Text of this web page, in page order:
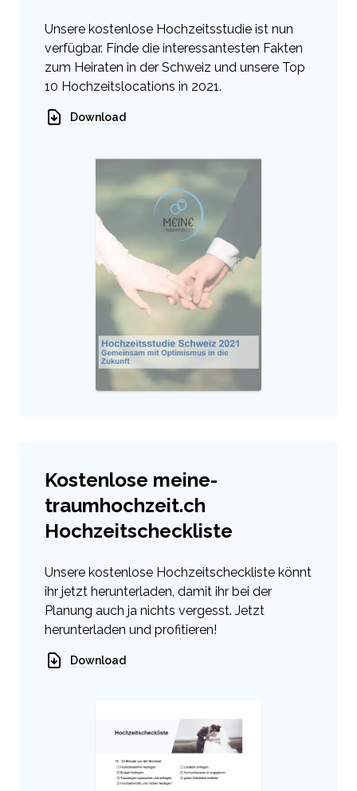
Unsere kostenlose Hochzeitsstudie ist nun
verfügbar. Finde die interessantesten Fakten
zum Heiraten in der Schweiz und unsere Top
10 Hochzeitslocations in 2021.
Download
Kostenlose meine-
traumhochzeit.ch
Hochzeitscheckliste
Unsere kostenlose Hochzeitscheckliste könnt
ihr jetzt herunterladen, damit ihr bei der
Planung auch ja nichts vergesst. Jetzt
herunterladen und profitieren!
Download